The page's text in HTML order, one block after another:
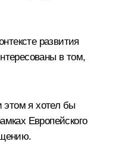
развития
в том,
этом я хотел бы
Европейского